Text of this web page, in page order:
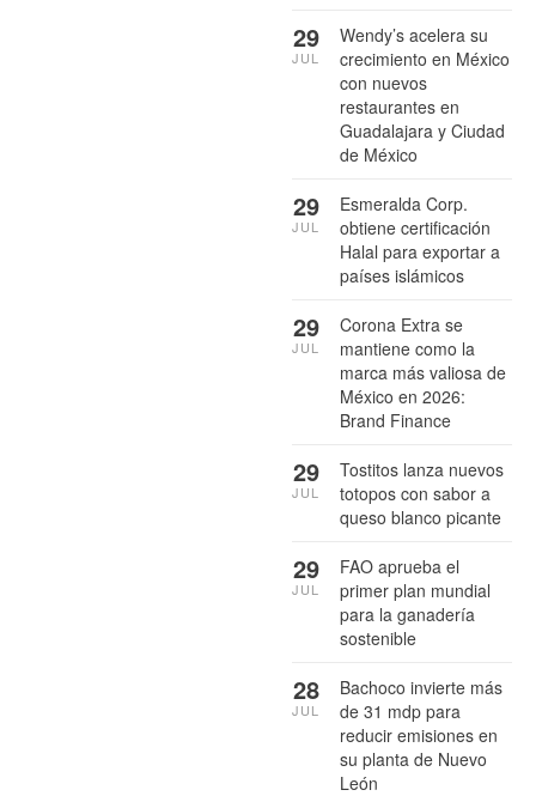
Wendy’s acelera su
crecimiento en México
con nuevos
restaurantes en
Guadalajara y Ciudad
de México
29
JUL
Esmeralda Corp.
obtiene certificación
Halal para exportar a
países islámicos
29
JUL
Corona Extra se
mantiene como la
marca más valiosa de
México en 2026:
Brand Finance
29
JUL
Tostitos lanza nuevos
totopos con sabor a
queso blanco picante
29
JUL
FAO aprueba el
primer plan mundial
para la ganadería
sostenible
29
JUL
Bachoco invierte más
de 31 mdp para
reducir emisiones en
su planta de Nuevo
León
28
JUL